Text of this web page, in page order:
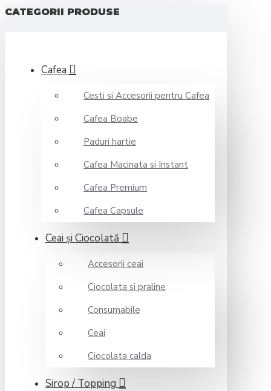
CATEGORII PRODUSE
Cafea
Cesti si Accesorii pentru Cafea
Cafea Boabe
Paduri hartie
Cafea Macinata si Instant
Cafea Premium
Cafea Capsule
Ceai şi Ciocolată
Accesorii ceai
Ciocolata si praline
Consumabile
Ceai
Ciocolata calda
Sirop / Topping